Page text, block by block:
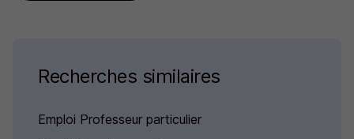
Recherches similaires
Emploi Professeur particulier